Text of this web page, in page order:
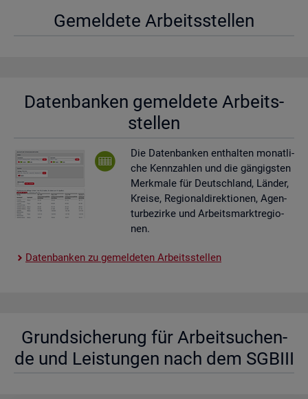
Ge­mel­de­te Ar­beits­stel­len
Da­ten­ban­ken ge­mel­de­te Ar­beits­
stel­len
Die Da­ten­ban­ken ent­hal­ten mo­nat­li­
che Kenn­zah­len und die gän­gigs­ten
Merk­ma­le für Deutsch­land, Län­der,
Krei­se, Re­gio­nal­di­rek­tio­nen, Agen­
tur­be­zir­ke und Ar­beits­markt­re­gio­
nen.
Da­ten­ban­ken zu ge­mel­de­ten Ar­beits­stel­len
Grund­si­che­rung für Ar­beit­su­chen­
de und Leis­tun­gen nach dem SGBIII